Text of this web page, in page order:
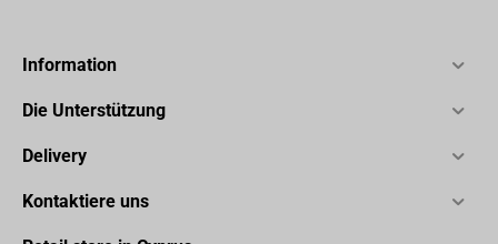
Information
Die Unterstützung
Delivery
Kontaktiere uns